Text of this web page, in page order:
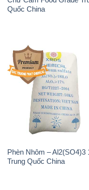
Giới thiệu
Sản phẩm
Chính sách và quy
Tin tức
Liên hệ